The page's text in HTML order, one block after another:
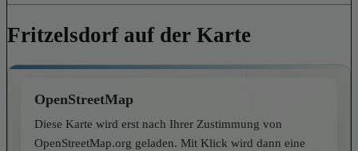
Fritzelsdorf auf der Karte
OpenStreetMap
Diese Karte wird erst nach Ihrer Zustimmung von
OpenStreetMap.org geladen. Mit Klick wird dann eine